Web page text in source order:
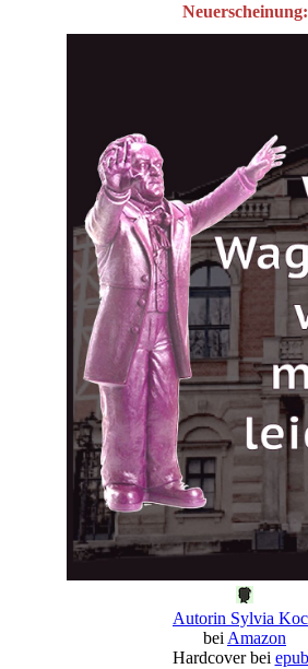
Neuerscheinung:
Autorin Sylvia
bei Amazon
Hardcover bei